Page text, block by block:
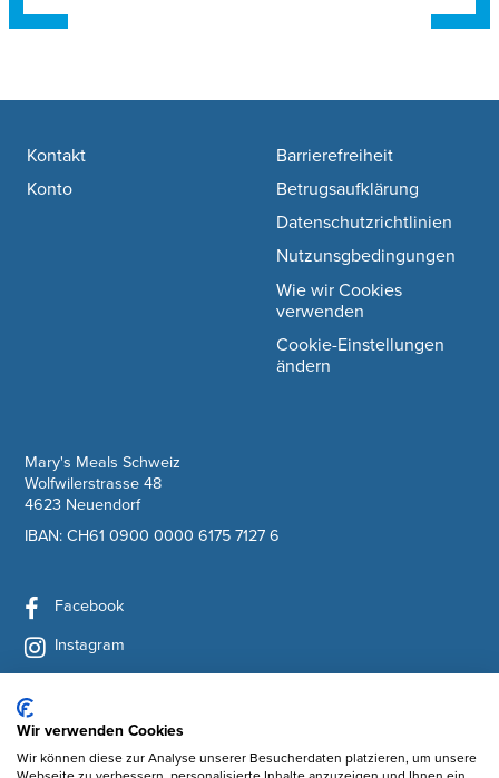
Footer navigation
Mary's Meals Schweiz
Wolfwilerstrasse 48
4623 Neuendorf
IBAN: CH61 0900 0000 6175 7127 6
Kontakt
Konto
Barrierefreiheit
Betrugsaufklärung
Datenschutzrichtlinien
Nutzunsgbedingungen
Wie wir Cookies
verwenden
Cookie-Einstellungen
ändern
Facebook
Instagram
LinkedIn
Newsletter abonnieren
Wir verwenden Cookies
Wir können diese zur Analyse unserer Besucherdaten platzieren, um unsere